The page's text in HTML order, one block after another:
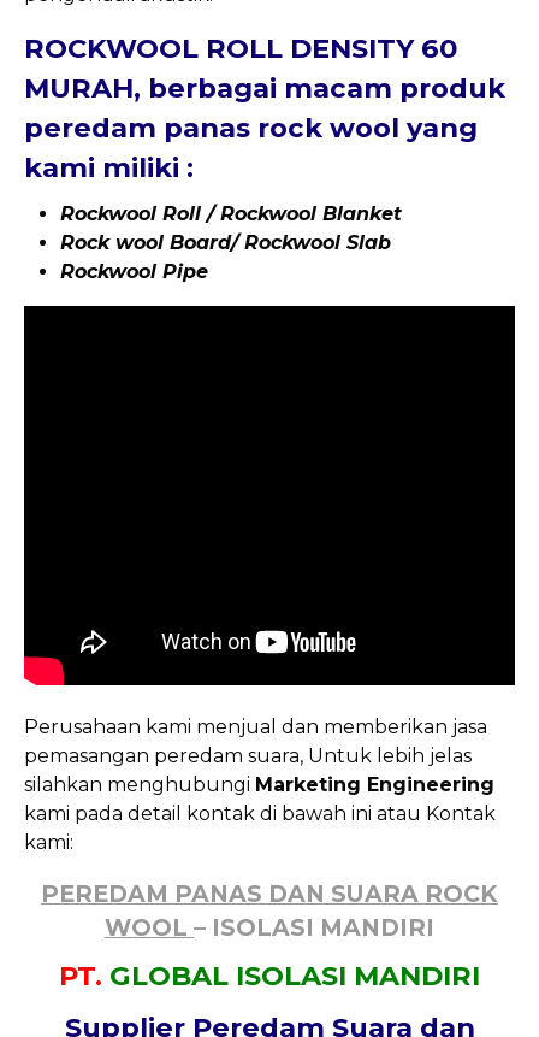
ROCKWOOL ROLL DENSITY 60
MURAH, berbagai macam produk
peredam panas rock wool yang
kami miliki :
Rockwool Roll / Rockwool Blanket
Rock wool Board/ Rockwool Slab
Rockwool Pipe
Perusahaan kami menjual dan memberikan jasa
pemasangan peredam suara, Untuk lebih jelas
silahkan menghubungi Marketing Engineering
kami pada detail kontak di bawah ini atau Kontak
kami:
PEREDAM PANAS DAN SUARA ROCK
WOOL – ISOLASI MANDIRI
PT. GLOBAL ISOLASI MANDIRI
Supplier Peredam Suara dan